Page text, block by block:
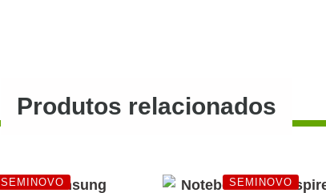
Produtos relacionados
SEMINOVO SEMINOVO